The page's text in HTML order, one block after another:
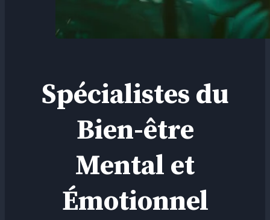
Spécialistes du
Bien-être
Mental et
Émotionnel